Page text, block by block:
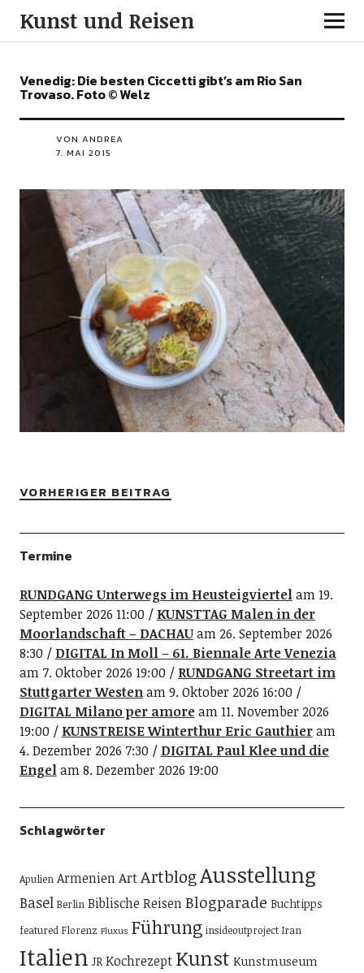
Kunst und Reisen
Venedig: Die besten Ciccetti gibt’s am Rio San
Trovaso. Foto © Welz
VON ANDREA
7. MAI 2015
VORHERIGER BEITRAG
Termine
RUNDGANG Unterwegs im Heusteigviertelam 19.
September 2026 11:00
KUNSTTAG Malen in der
Moorlandschaft – DACHAUam 26. September 2026
8:30
DIGITAL In Moll – 61. Biennale Arte Venezia
am 7. Oktober 2026 19:00
RUNDGANG Streetart im
Stuttgarter Westenam 9. Oktober 2026 16:00
DIGITAL Milano per amoream 11. November 2026
19:00
KUNSTREISE Winterthur Eric Gauthieram
4. Dezember 2026 7:30
DIGITAL Paul Klee und die
Engelam 8. Dezember 2026 19:00
Schlagwörter
Apulien ArmenienArtArtblogAusstellung
Basel Berlin Biblische ReisenBlogparade Buchtipps
featured Florenz Fluxus Führung insideoutproject Iran
Italien JR Kochrezept Kunst Kunstmuseum